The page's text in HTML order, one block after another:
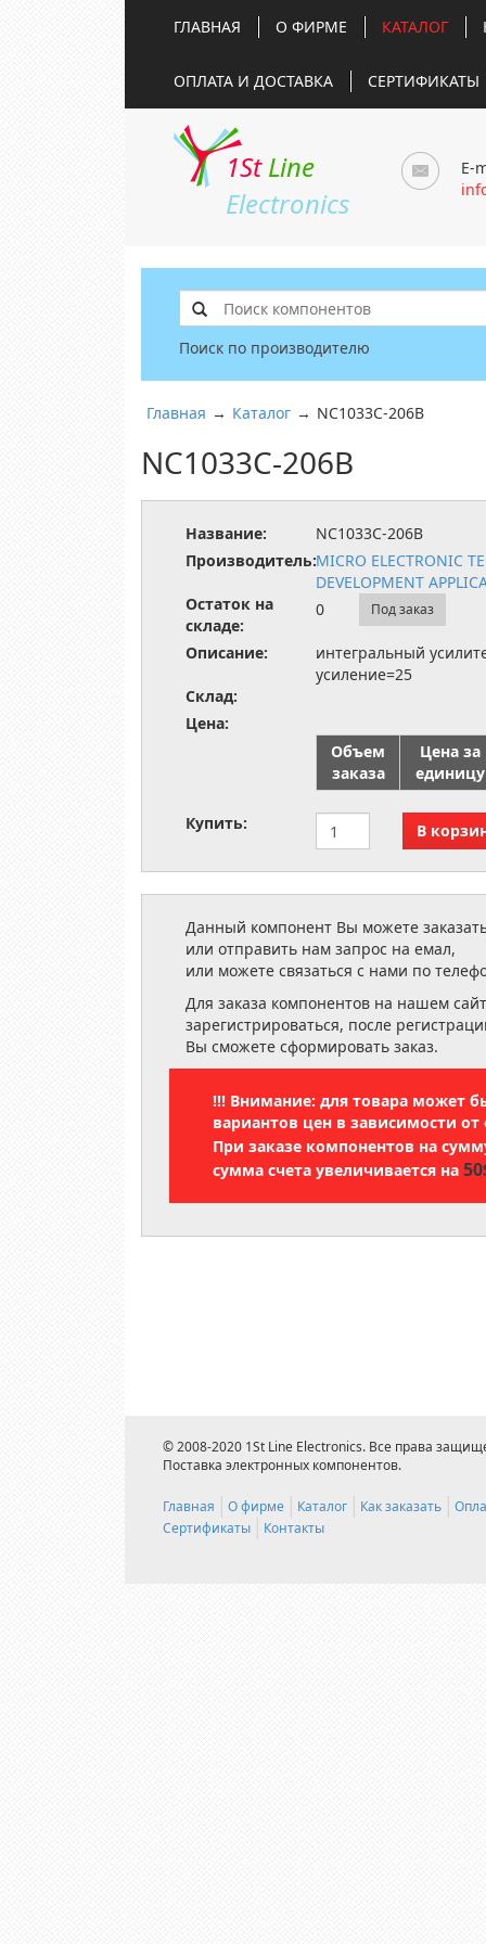
ГЛАВНАЯ О ФИРМЕ КАТАЛОГ
ОПЛАТА И ДОСТАВКА СЕРТИФИКАТЫ
1St Line
Electronics
E-
Поиск по производителю
Главная → Каталог → NC1033C-206B
NC1033C-206B
Название:
NC1033C-206B
Производитель:MICRO ELECTRONIC
DEVELOPMENT
Остаток на
складе:
0 Под заказ
Описание:
интегральный
усиление=25
Склад:
Цена:
Объем
заказа
Цена за
единицу
Купить:
Данный компонент Вы можете
или отправить нам запрос на емал,
или можете связаться с нами по
Для заказа компонентов на нашем
зарегистрироваться, после
Вы сможете сформировать заказ.
!!! Внимание: для товара может
вариантов цен в зависимости от
При заказе компонентов на
сумма счета увеличивается на
© 2008-2020 1St Line Electronics. Все права
Поставка электронных компонентов.
Главная О фирме Каталог Как заказать
Сертификаты
Контакты